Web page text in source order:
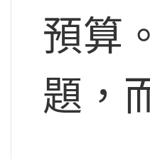
預算
題，